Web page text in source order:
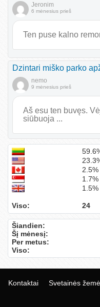
Jeronim
6 mėnesius prieš
Ten puse kalno
Dzintari miško parko
nemo
9 mėnesius prieš
Aš esu ten buvęs.
siūbuoja ...
2.5%
1.7%
1.5%
Viso: 24
Šiandien:
Šį mėnesį:
Per metus:
Viso:
Kontaktai Svetainės